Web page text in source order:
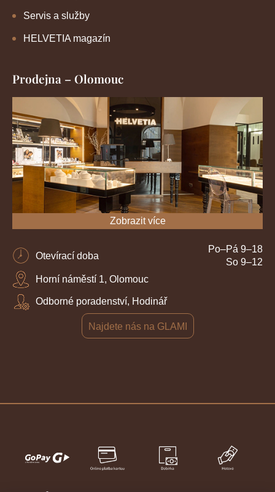
Servis a služby
HELVETIA magazín
Prodejna – Olomouc
Zobrazit více
Otevírací doba
Po–Pá 9–18
So 9–12
Horní náměstí 1, Olomouc
Odborné poradenství, Hodinář
Najdete nás na GLAMI